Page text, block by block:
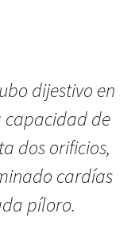
dijestivo en
capacidad de
dos orificios,
cardías
píloro.